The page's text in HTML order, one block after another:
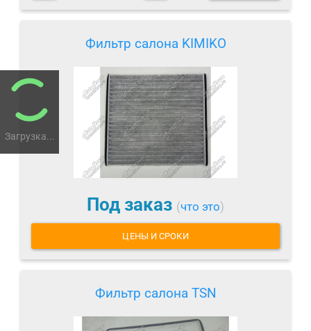
Загрузка...
Фильтр салона KIMIKO
Под заказ (что это)
ЦЕНЫ И СРОКИ
Фильтр салона TSN